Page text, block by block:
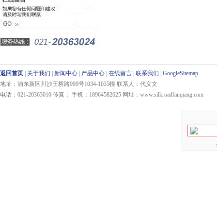
返回首页 关于我们 新闻中心 产品中心 在线留言 联系我们
GoogleSitemap
地址：浦东新区川沙王桥路999号1034-1035幢 联系人：代义文
电话：021-20363010 传真： 手机：18964582625 网址：www.silkroadfanqiang.com